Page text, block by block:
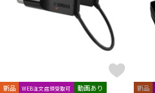
新品 WEB注文店頭受取可 動画あり 新品